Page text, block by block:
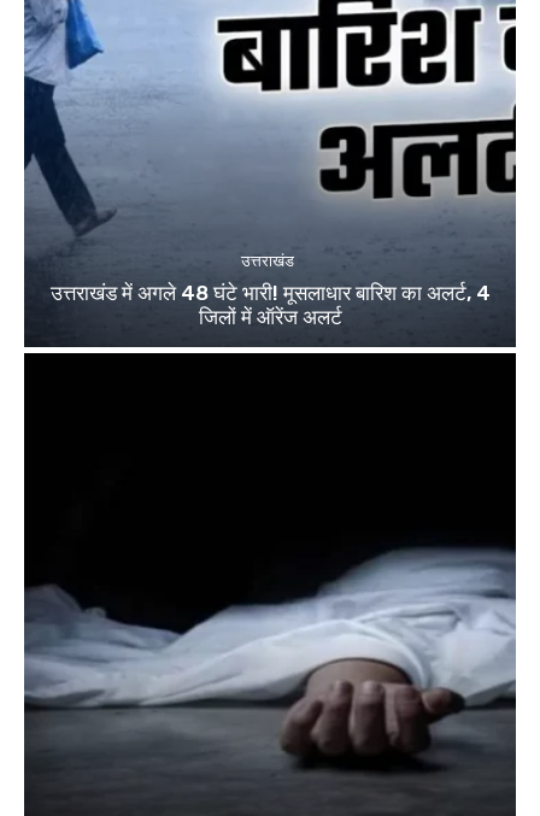
उत्तराखंड
उत्तराखंड में अगले 48 घंटे भारी! मूसलाधार बारिश का अलर्ट, 4
जिलों में ऑरेंज अलर्ट